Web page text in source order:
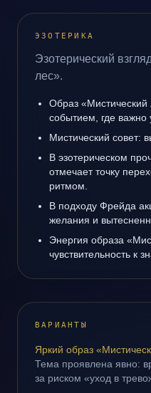
ЭЗОТЕРИКА
Эзотерический
лес».
Образ «Мистический
событием, где важно
Мистический совет:
В эзотерическом
отмечает точку
ритмом.
В подходу Фрейда
желания и
Энергия образа
чувствительность к
ВАРИАНТЫ
Яркий образ
Тема проявлена явно:
за риском «уход в